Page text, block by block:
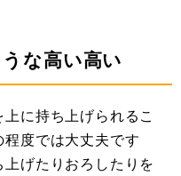
な高い高い
に持ち上げられるこ
度では大丈夫です
げたりおろしたりを